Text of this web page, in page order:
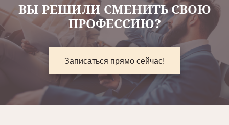
ВЫ РЕШИЛИ СМЕНИТЬ СВОЮ
ПРОФЕССИЮ?
Записаться прямо сейчас!